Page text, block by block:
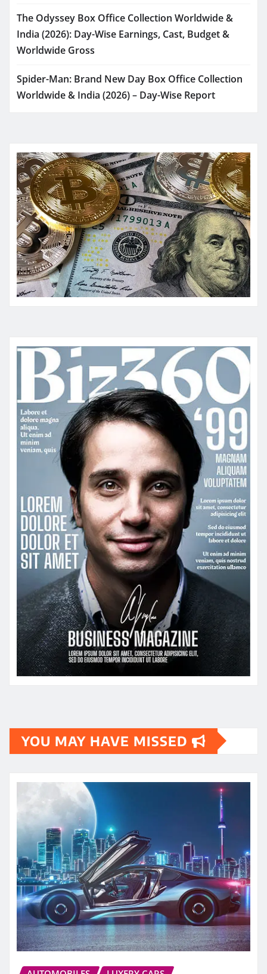
The Odyssey Box Office Collection Worldwide &
India (2026): Day-Wise Earnings, Cast, Budget &
Worldwide Gross
Spider-Man: Brand New Day Box Office Collection
Worldwide & India (2026) – Day-Wise Report
YOU MAY HAVE MISSED